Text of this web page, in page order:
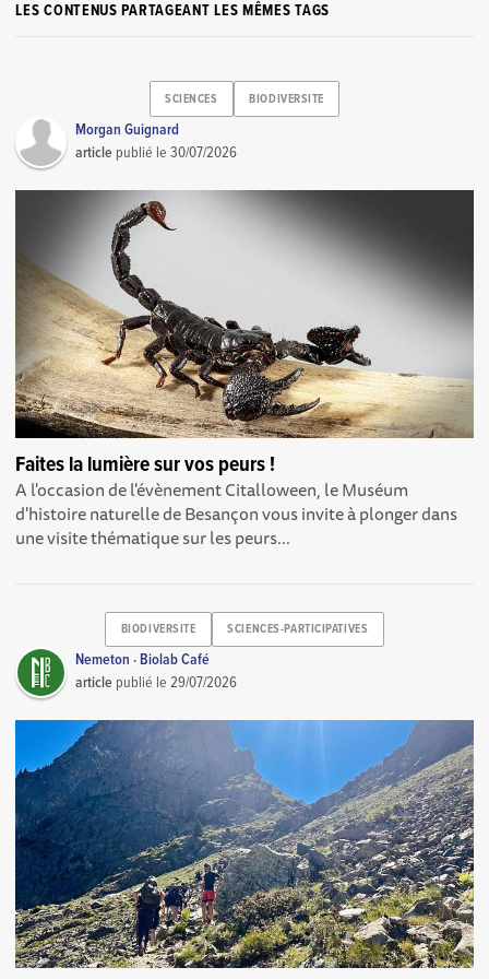
LES CONTENUS PARTAGEANT LES MÊMES TAGS
SCIENCES BIODIVERSITE
Morgan Guignard
article publié le30/07/2026
Faites la lumière sur vos peurs !
A l'occasion de l'évènement Citalloween, le Muséum
d'histoire naturelle de Besançon vous invite à plonger dans
une visite thématique sur les peurs...
BIODIVERSITE SCIENCES-PARTICIPATIVES
Nemeton · Biolab Café
article publié le29/07/2026